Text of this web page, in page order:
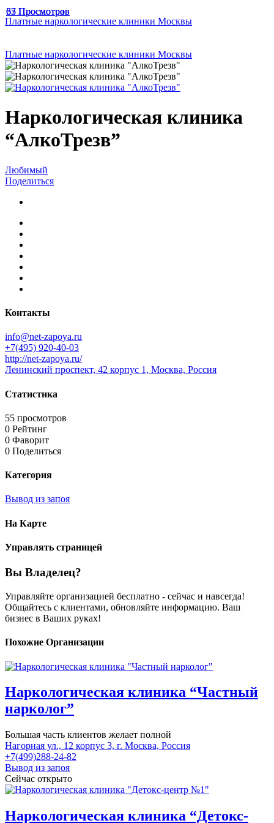
Платные наркологические клиники Москвы
Платные наркологические клиники Москвы
Наркологическая клиника
“АлкоТрезв”
Любимый
Поделиться
Контакты
info@net-zapoya.ru
+7(495) 920-40-03
http://net-zapoya.ru/
Ленинский проспект, 42 корпус 1, Москва, Россия
Статистика
55 просмотров
0 Рейтинг
0 Фаворит
0 Поделиться
Категория
Вывод из запоя
На Карте
Управлять страницей
Вы Владелец?
Управляйте организацией бесплатно - сейчас и навсегда!
Общайтесь с клиентами, обновляйте информацию. Ваш
бизнес в Ваших руках!
Похожие Организации
67 Просмотров
Наркологическая клиника “Частный
нарколог”
Большая часть клиентов желает полной
Нагорная ул., 12 корпус 3, г. Москва, Россия
+7(499)288-24-82
Вывод из запоя
Сейчас открыто
65 Просмотров
Наркологическая клиника “Детокс-
33 Просмотра